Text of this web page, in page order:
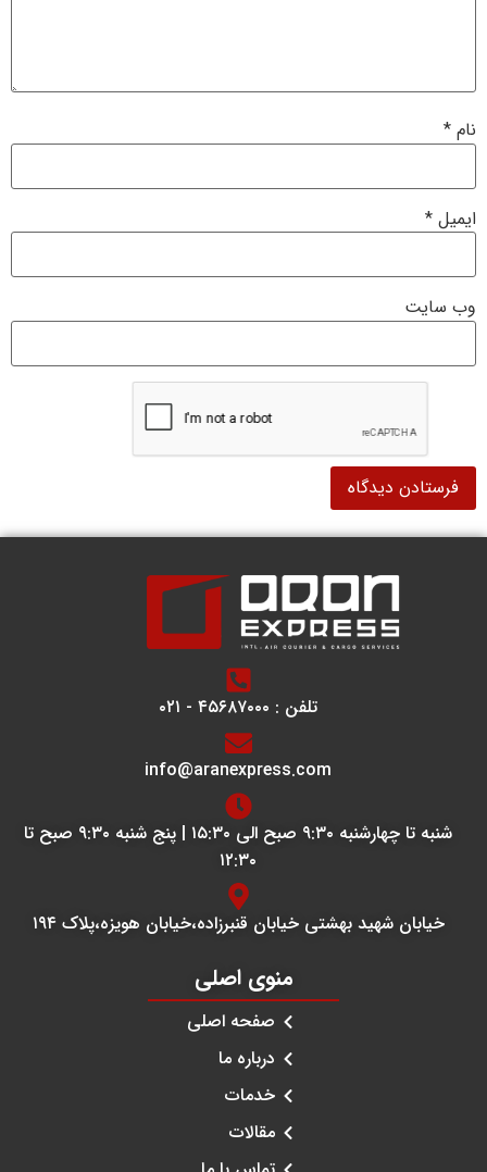
نام *
ایمیل *
وب‌ سایت
تلفن : ۴۵۶۸۷۰۰۰ - ۰۲۱
info@aranexpress.com
شنبه تا چهارشنبه ۹:۳۰ صبح الی ۱۵:۳۰ | پنج شنبه ۹:۳۰ صبح تا
۱۲:۳۰
خیابان شهید بهشتی خیابان قنبرزاده،خیابان هویزه،پلاک ۱۹۴
منوی اصلی
صفحه اصلی
درباره ما
خدمات
مقالات